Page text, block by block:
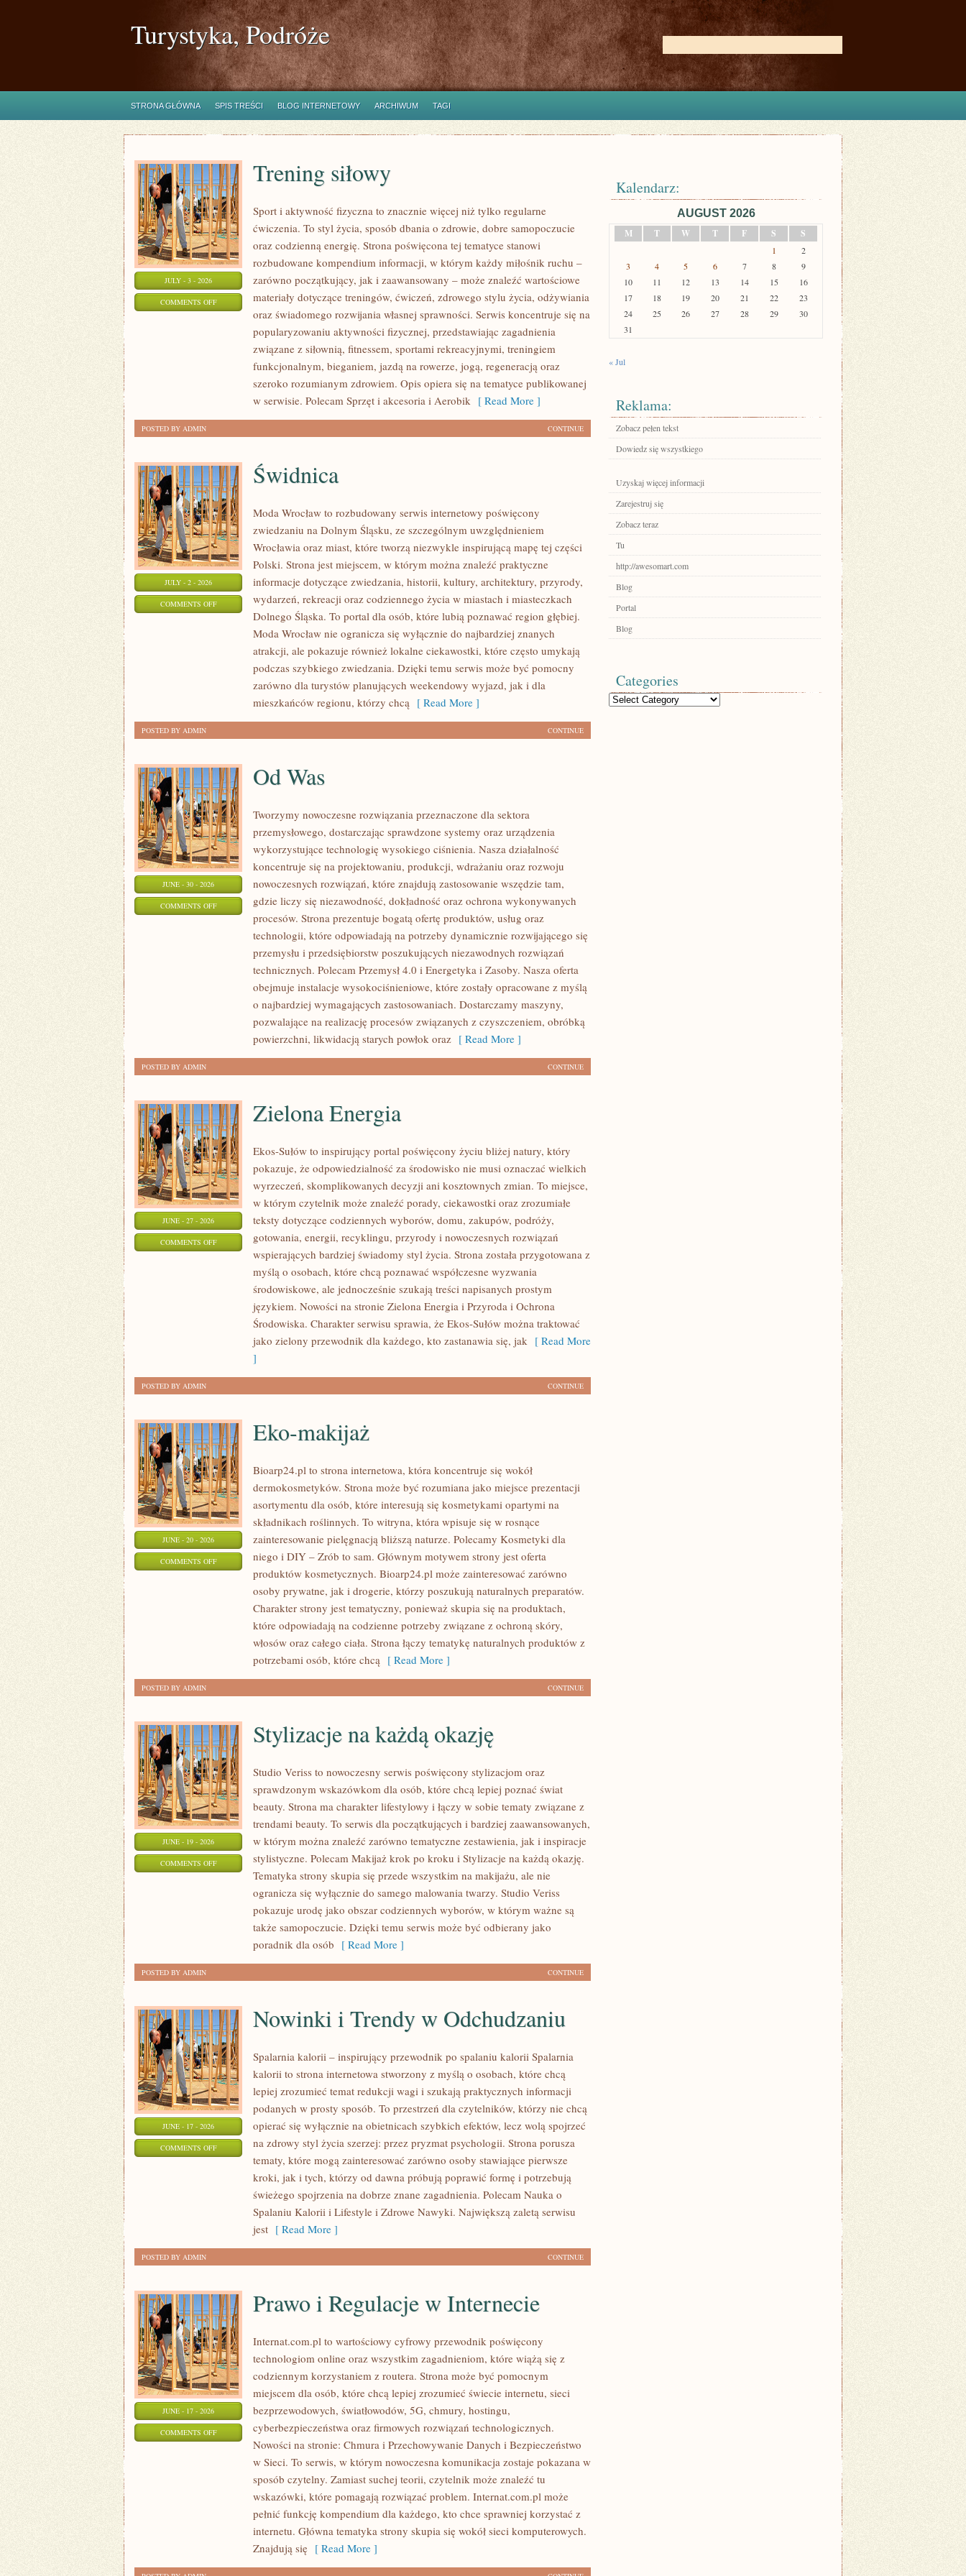
Turystyka, Podróże
STRONA GŁÓWNA SPIS TREŚCI BLOG INTERNETOWY ARCHIWUM TAGI
JULY - 3 - 2026
COMMENTS OFFON
Trening siłowy
Sport i aktywność fizyczna to znacznie więcej niż tylko regularne
ćwiczenia. To styl życia, sposób dbania o zdrowie, dobre samopoczucie
oraz codzienną energię. Strona poświęcona tej tematyce stanowi
rozbudowane kompendium informacji, w którym każdy miłośnik ruchu –
zarówno początkujący, jak i zaawansowany – może znaleźć wartościowe
materiały dotyczące treningów, ćwiczeń, zdrowego stylu życia, odżywiania
oraz świadomego rozwijania własnej sprawności. Serwis koncentruje się na
popularyzowaniu aktywności fizycznej, przedstawiając zagadnienia
związane z siłownią, fitnessem, sportami rekreacyjnymi, treningiem
funkcjonalnym, bieganiem, jazdą na rowerze, jogą, regeneracją oraz
szeroko rozumianym zdrowiem. Opis opiera się na tematyce publikowanej
w serwisie. Polecam Sprzęt i akcesoria i Aerobik [ Read More ]
CONTINUE
POSTED BY ADMIN
JULY - 2 - 2026
COMMENTS OFFON
Świdnica
Moda Wrocław to rozbudowany serwis internetowy poświęcony
zwiedzaniu na Dolnym Śląsku, ze szczególnym uwzględnieniem
Wrocławia oraz miast, które tworzą niezwykle inspirującą mapę tej części
Polski. Strona jest miejscem, w którym można znaleźć praktyczne
informacje dotyczące zwiedzania, historii, kultury, architektury, przyrody,
wydarzeń, rekreacji oraz codziennego życia w miastach i miasteczkach
Dolnego Śląska. To portal dla osób, które lubią poznawać region głębiej.
Moda Wrocław nie ogranicza się wyłącznie do najbardziej znanych
atrakcji, ale pokazuje również lokalne ciekawostki, które często umykają
podczas szybkiego zwiedzania. Dzięki temu serwis może być pomocny
zarówno dla turystów planujących weekendowy wyjazd, jak i dla
mieszkańców regionu, którzy chcą [ Read More ]
CONTINUE
POSTED BY ADMIN
JUNE - 30 - 2026
COMMENTS OFFON
Od Was
Tworzymy nowoczesne rozwiązania przeznaczone dla sektora
przemysłowego, dostarczając sprawdzone systemy oraz urządzenia
wykorzystujące technologię wysokiego ciśnienia. Nasza działalność
koncentruje się na projektowaniu, produkcji, wdrażaniu oraz rozwoju
nowoczesnych rozwiązań, które znajdują zastosowanie wszędzie tam,
gdzie liczy się niezawodność, dokładność oraz ochrona wykonywanych
procesów. Strona prezentuje bogatą ofertę produktów, usług oraz
technologii, które odpowiadają na potrzeby dynamicznie rozwijającego się
przemysłu i przedsiębiorstw poszukujących niezawodnych rozwiązań
technicznych. Polecam Przemysł 4.0 i Energetyka i Zasoby. Nasza oferta
obejmuje instalacje wysokociśnieniowe, które zostały opracowane z myślą
o najbardziej wymagających zastosowaniach. Dostarczamy maszyny,
pozwalające na realizację procesów związanych z czyszczeniem, obróbką
powierzchni, likwidacją starych powłok oraz [ Read More ]
CONTINUE
POSTED BY ADMIN
JUNE - 27 - 2026
COMMENTS OFFON
Zielona Energia
Ekos-Sułów to inspirujący portal poświęcony życiu bliżej natury, który
pokazuje, że odpowiedzialność za środowisko nie musi oznaczać wielkich
wyrzeczeń, skomplikowanych decyzji ani kosztownych zmian. To miejsce,
w którym czytelnik może znaleźć porady, ciekawostki oraz zrozumiałe
teksty dotyczące codziennych wyborów, domu, zakupów, podróży,
gotowania, energii, recyklingu, przyrody i nowoczesnych rozwiązań
wspierających bardziej świadomy styl życia. Strona została przygotowana z
myślą o osobach, które chcą poznawać współczesne wyzwania
środowiskowe, ale jednocześnie szukają treści napisanych prostym
językiem. Nowości na stronie Zielona Energia i Przyroda i Ochrona
Środowiska. Charakter serwisu sprawia, że Ekos-Sułów można traktować
jako zielony przewodnik dla każdego, kto zastanawia się, jak [ Read More
]
CONTINUE
POSTED BY ADMIN
JUNE - 20 - 2026
COMMENTS OFFON
Eko-makijaż
Bioarp24.pl to strona internetowa, która koncentruje się wokół
dermokosmetyków. Strona może być rozumiana jako miejsce prezentacji
asortymentu dla osób, które interesują się kosmetykami opartymi na
składnikach roślinnych. To witryna, która wpisuje się w rosnące
zainteresowanie pielęgnacją bliższą naturze. Polecamy Kosmetyki dla
niego i DIY – Zrób to sam. Głównym motywem strony jest oferta
produktów kosmetycznych. Bioarp24.pl może zainteresować zarówno
osoby prywatne, jak i drogerie, którzy poszukują naturalnych preparatów.
Charakter strony jest tematyczny, ponieważ skupia się na produktach,
które odpowiadają na codzienne potrzeby związane z ochroną skóry,
włosów oraz całego ciała. Strona łączy tematykę naturalnych produktów z
potrzebami osób, które chcą [ Read More ]
CONTINUE
POSTED BY ADMIN
JUNE - 19 - 2026
COMMENTS OFFON
STYLIZACJE
Stylizacje na każdą okazję
Studio Veriss to nowoczesny serwis poświęcony stylizacjom oraz
sprawdzonym wskazówkom dla osób, które chcą lepiej poznać świat
beauty. Strona ma charakter lifestylowy i łączy w sobie tematy związane z
trendami beauty. To serwis dla początkujących i bardziej zaawansowanych,
w którym można znaleźć zarówno tematyczne zestawienia, jak i inspiracje
stylistyczne. Polecam Makijaż krok po kroku i Stylizacje na każdą okazję.
Tematyka strony skupia się przede wszystkim na makijażu, ale nie
ogranicza się wyłącznie do samego malowania twarzy. Studio Veriss
pokazuje urodę jako obszar codziennych wyborów, w którym ważne są
także samopoczucie. Dzięki temu serwis może być odbierany jako
poradnik dla osób [ Read More ]
CONTINUE
POSTED BY ADMIN
JUNE - 17 - 2026
COMMENTS OFFON
ODCHUDZANIU
Nowinki i Trendy w Odchudzaniu
Spalarnia kalorii – inspirujący przewodnik po spalaniu kalorii Spalarnia
kalorii to strona internetowa stworzony z myślą o osobach, które chcą
lepiej zrozumieć temat redukcji wagi i szukają praktycznych informacji
podanych w prosty sposób. To przestrzeń dla czytelników, którzy nie chcą
opierać się wyłącznie na obietnicach szybkich efektów, lecz wolą spojrzeć
na zdrowy styl życia szerzej: przez pryzmat psychologii. Strona porusza
tematy, które mogą zainteresować zarówno osoby stawiające pierwsze
kroki, jak i tych, którzy od dawna próbują poprawić formę i potrzebują
świeżego spojrzenia na dobrze znane zagadnienia. Polecam Nauka o
Spalaniu Kalorii i Lifestyle i Zdrowe Nawyki. Największą zaletą serwisu
jest [ Read More ]
CONTINUE
POSTED BY ADMIN
JUNE - 17 - 2026
COMMENTS OFFON
REGULACJE
INTERNECIE
Prawo i Regulacje w Internecie
Internat.com.pl to wartościowy cyfrowy przewodnik poświęcony
technologiom online oraz wszystkim zagadnieniom, które wiążą się z
codziennym korzystaniem z routera. Strona może być pomocnym
miejscem dla osób, które chcą lepiej zrozumieć świecie internetu, sieci
bezprzewodowych, światłowodów, 5G, chmury, hostingu,
cyberbezpieczeństwa oraz firmowych rozwiązań technologicznych.
Nowości na stronie: Chmura i Przechowywanie Danych i Bezpieczeństwo
w Sieci. To serwis, w którym nowoczesna komunikacja zostaje pokazana w
sposób czytelny. Zamiast suchej teorii, czytelnik może znaleźć tu
wskazówki, które pomagają rozwiązać problem. Internat.com.pl może
pełnić funkcję kompendium dla każdego, kto chce sprawniej korzystać z
internetu. Główna tematyka strony skupia się wokół sieci komputerowych.
Znajdują się [ Read More ]
Kalendarz:
AUGUST 2026
M
T W T F S S
1
2
3
4 5 6 7 8
9
10
11 12 13 14 15
16
17
18 19 20 21 22
23
24
25 26 27 28 29
30
31
« Jul
Reklama:
Zobacz pełen tekst
Dowiedz się wszystkiego
Uzyskaj więcej informacji
Zarejestruj się
Zobacz teraz
Tu
http://awesomart.com
Blog
Portal
Blog
Categories
Categories